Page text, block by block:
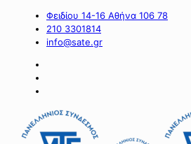
Φειδίου 14-16 Αθήνα 106 78
210 3301814
info@sate.gr